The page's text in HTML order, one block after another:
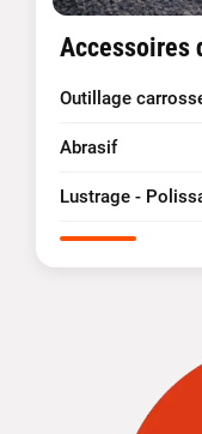
Accessoires
Outillage
Abrasif
Lustrage -